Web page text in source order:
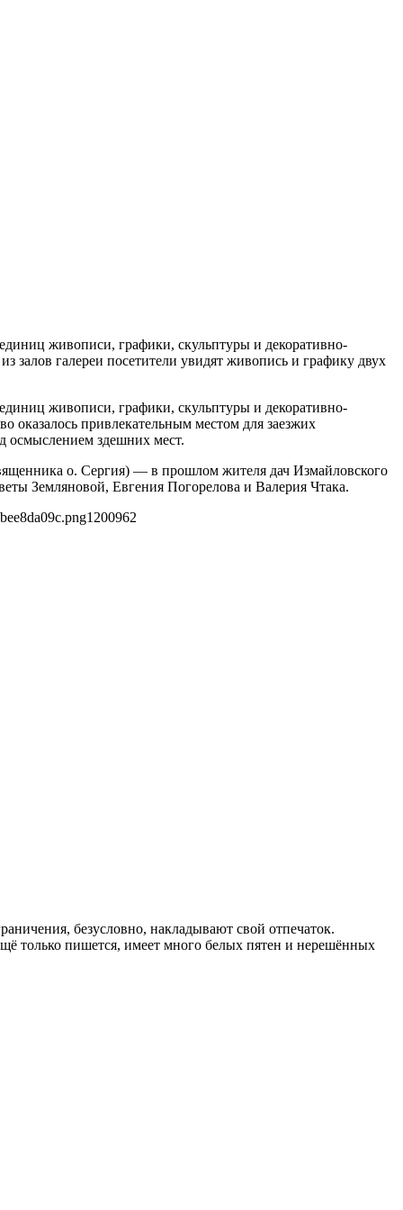
живописи, графики, скульптуры и декоративно-
залов галереи посетители увидят живопись и графику двух
живописи, графики, скульптуры и декоративно-
оказалось привлекательным местом для заезжих
осмыслением здешних мест.
о. Сергия) — в прошлом жителя дач Измайловского
Земляновой, Евгения Погорелова и Валерия Чтака.
1200962
безусловно, накладывают свой отпечаток.
только пишется, имеет много белых пятен и нерешённых